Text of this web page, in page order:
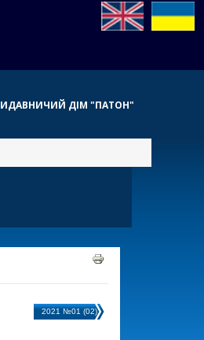
ДІМ "ПАТОН"
2021 №01 (02)